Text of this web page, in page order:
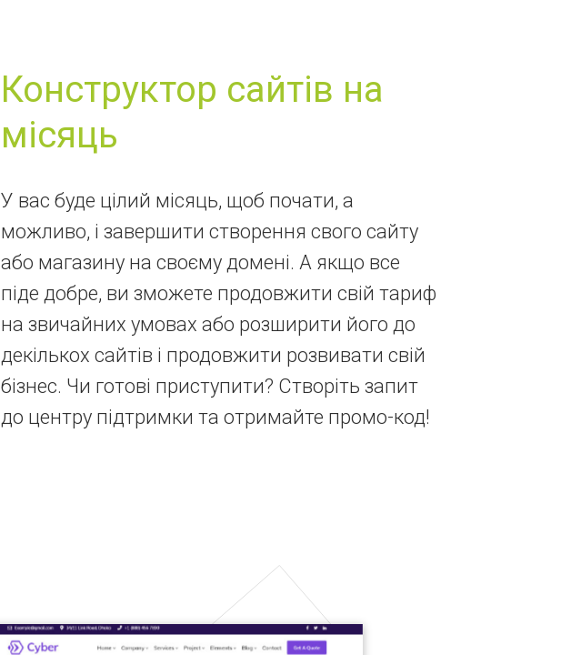
Конструктор сайтів на
місяць
У вас буде цілий місяць, щоб почати, а
можливо, і завершити створення свого сайту
або магазину на своєму домені. А якщо все
піде добре, ви зможете продовжити свій тариф
на звичайних умовах або розширити його до
декількох сайтів і продовжити розвивати свій
бізнес. Чи готові приступити? Створіть запит
до центру підтримки та отримайте промо-код!